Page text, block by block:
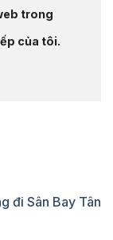
trong
của tôi.
đi Sân Bay Tân